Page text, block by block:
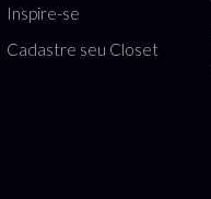
Inspire-se
Cadastre seu Closet